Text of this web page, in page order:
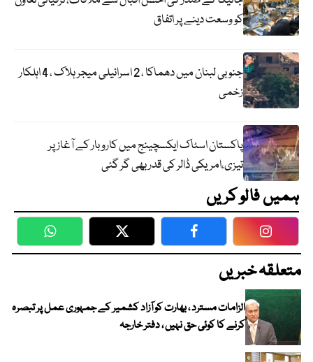
کو وسعت دینے پر اتفاق
جنوبی لبنان میں دھماکا ، 2 اسرائیلی میجر ہلاک ، 4 اہلکار
زخمی
پاکستان اسٹاک ایکسچینج میں کاروبار کے آغاز پر
تیزی،امریکی ڈالر کی قدر بھی گر گئی
ہمیں فالو کریں
WhatsApp Twitter Facebook
متعلقہ خبریں
الزامات مسترد ، بھارت کو آزاد کشمیر کے جمہوری عمل پر تبصرہ
کرنے کا کوئی حق نہیں ، دفتر خارجہ